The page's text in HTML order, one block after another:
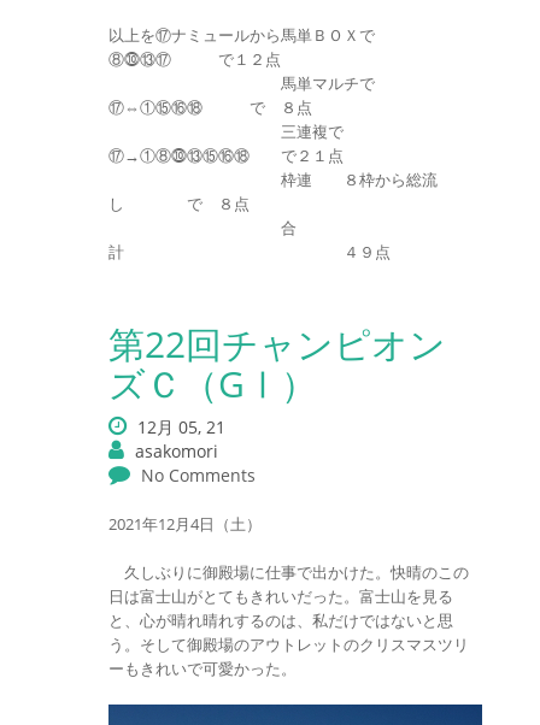
以上を⑰ナミュールから馬単ＢＯＸで
⑧⓾⑬⑰ で１２点
馬単マルチで
⑰⇔①⑮⑯⑱ で ８点
三連複で
⑰→①⑧⓾⑬⑮⑯⑱ で２１点
枠連 ８枠から総流
し で ８点
合
計 ４９点
第22回チャンピオン
ズＣ（GⅠ）
12月 05, 21
asakomori
No Comments
2021年12月4日（土）
久しぶりに御殿場に仕事で出かけた。快晴のこの
日は富士山がとてもきれいだった。富士山を見る
と、心が晴れ晴れするのは、私だけではないと思
う。そして御殿場のアウトレットのクリスマスツリ
ーもきれいで可愛かった。